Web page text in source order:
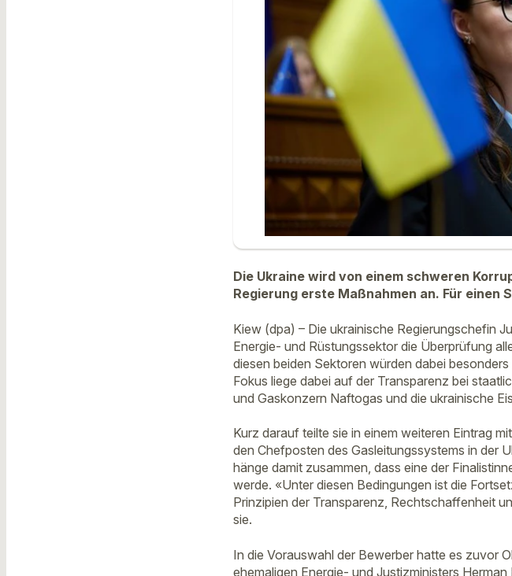
Die Ukraine wird von einem schweren
Regierung erste Maßnahmen an. Für
Kiew (dpa) – Die ukrainische Regierungschefin
Energie- und Rüstungssektor die Überprüfung
diesen beiden Sektoren würden dabei
Fokus liege dabei auf der Transparenz bei
und Gaskonzern Naftogas und die ukrainische
Kurz darauf teilte sie in einem weiteren Eintrag
den Chefposten des Gasleitungssystems in der
hänge damit zusammen, dass eine der
werde. «Unter diesen Bedingungen ist die
Prinzipien der Transparenz, Rechtschaffenheit
sie.
In die Vorauswahl der Bewerber hatte es zuvor
ehemaligen Energie- und Justizministers